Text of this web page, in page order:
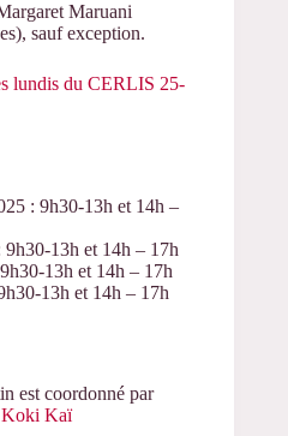
Maruani
sauf exception.
lundis du CERLIS 25-
: 9h30-13h et 14h –
13h et 14h – 17h
13h et 14h – 17h
13h et 14h – 17h
est coordonné par
Koki Kaï